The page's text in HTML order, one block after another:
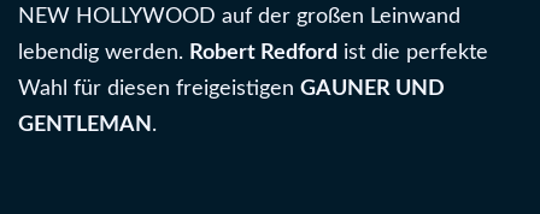
NEW HOLLYWOOD auf der großen Leinwand
lebendig werden. Robert Redford ist die perfekte
Wahl für diesen freigeistigen GAUNER UND
GENTLEMAN .